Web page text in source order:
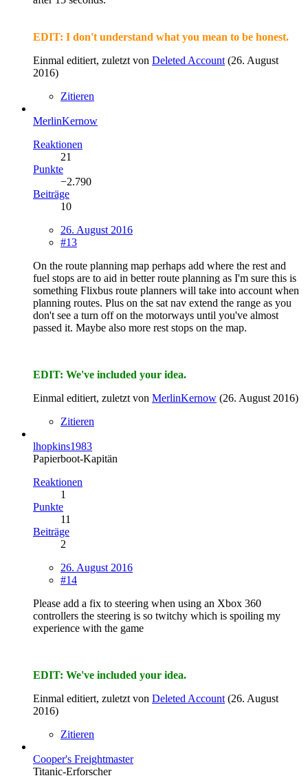
EDIT: I don't understand what you mean to be honest.
Einmal editiert, zuletzt von Deleted Account (26. August
2016)
Zitieren
MerlinKernow
Reaktionen
21
Punkte
−2.790
Beiträge
10
26. August 2016
#13
On the route planning map perhaps add where the rest and
fuel stops are to aid in better route planning as I'm sure this is
something Flixbus route planners will take into account when
planning routes. Plus on the sat nav extend the range as you
don't see a turn off on the motorways until you've almost
passed it. Maybe also more rest stops on the map.
EDIT: We've included your idea.
Einmal editiert, zuletzt von MerlinKernow (26. August 2016)
Zitieren
lhopkins1983
Papierboot-Kapitän
Reaktionen
1
Punkte
11
Beiträge
2
26. August 2016
#14
Please add a fix to steering when using an Xbox 360
controllers the steering is so twitchy which is spoiling my
experience with the game
EDIT: We've included your idea.
Einmal editiert, zuletzt von Deleted Account (26. August
2016)
Zitieren
Cooper's Freightmaster
Titanic-Erforscher